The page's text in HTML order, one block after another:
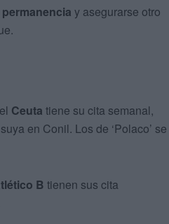
permanencia y asegurarse otro
Ceuta tiene su cita semanal,
en Conil. Los de ‘Polaco’ se
B tienen sus cita